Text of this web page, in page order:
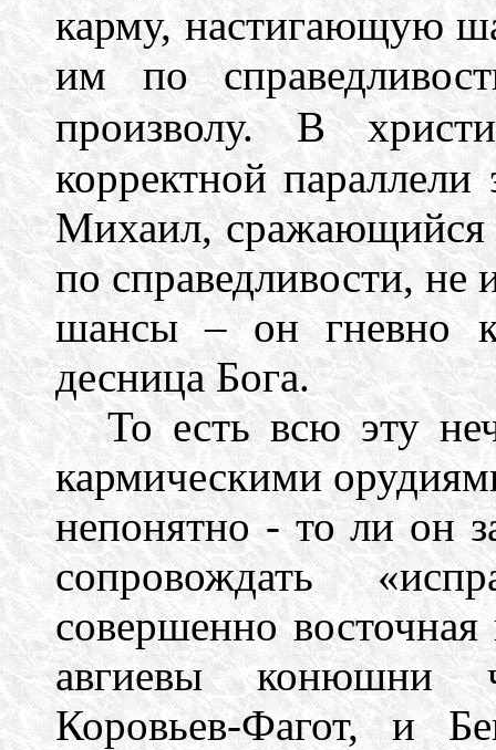
карму, настигающую
им по
произволу.
В
корректной
Михаил,
по справедливости, не
шансы – он гневно
десница Бога.
То есть всю эту
кармическими
непонятно - то ли он
сопровождать
совершенно
авгиевы конюшни
Коровьев-Фагот, и